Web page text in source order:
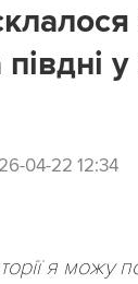
04-22 12:34
я можу